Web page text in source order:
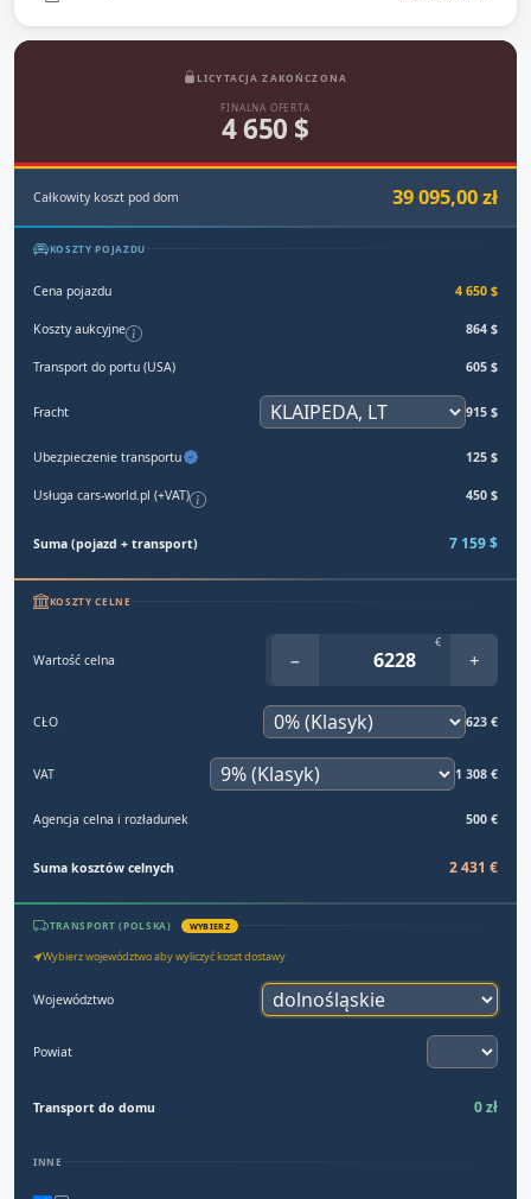
LICYTACJA ZAKOŃCZONA
FINALNA OFERTA
4 650 $
Całkowity koszt pod dom 39 095,00 zł
KOSZTY POJAZDU
Cena pojazdu 4 650 $
Koszty aukcyjne 864 $
Transport do portu (USA) 605 $
Fracht 915 $
Ubezpieczenie transportu 125 $
Usługa cars-world.pl (+VAT) 450 $
Suma (pojazd + transport) 7 159 $
KOSZTY CELNE
Wartość celna −
€
+
CŁO 623 €
VAT 1 308 €
Agencja celna i rozładunek 500 €
Suma kosztów celnych 2 431 €
TRANSPORT (POLSKA) WYBIERZ
Wybierz województwo aby wyliczyć koszt dostawy
Województwo
Powiat
Transport do domu 0 zł
INNE